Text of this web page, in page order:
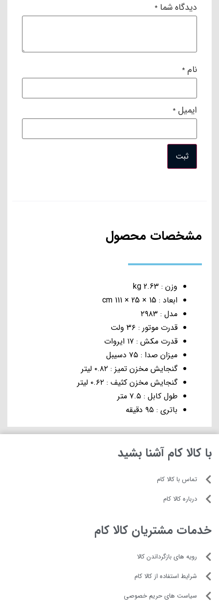
دیدگاه شما *
نام *
ایمیل *
مشخصات محصول
وزن : 2.63 kg
ابعاد : 15 × 25 × 111 cm
مدل : ۲۹۸۳
قدرت موتور : ۳۶ ولت
قدرت مکش : ۱۷ ایروات
میزان صدا : ۷۵ دسیبل
گنجایش مخزن تمیز : ۰.۸۲ لیتر
گنجایش مخزن کثیف : ۰.۶۲ لیتر
طول کابل : ۷.۵ متر
باتری : ۹۵ دقیقه
با کالا کام آشنا بشید
تماس با کالا کام
درباره کالا کام
خدمات مشتریان کالا کام
رویه های بازگرداندن کالا
شرایط استفاده از کالا کام
سیاست های حریم خصوصی